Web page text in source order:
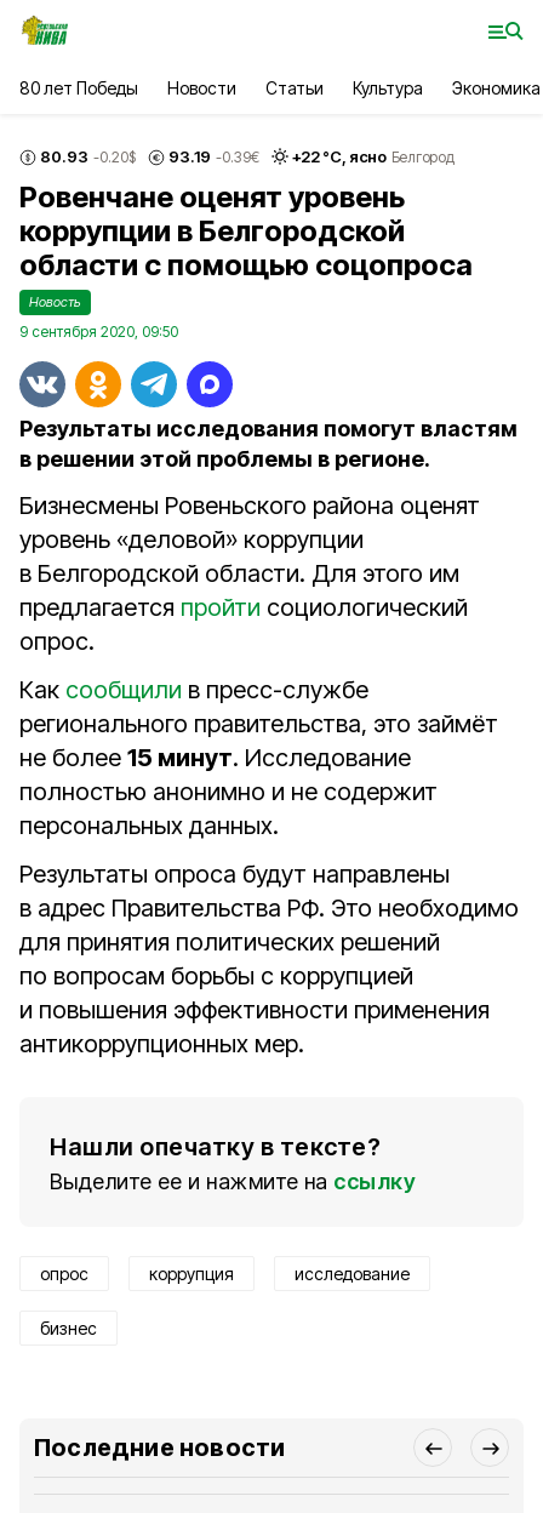
80 лет Победы Новости Статьи Культура Экономика
80.93 -0.20$ 93.19 -0.39€ +22°С, ясно Белгород
Ровенчане оценят уровень
коррупции в Белгородской
области с помощью соцопроса
Новость
9 сентября 2020, 09:50
Результаты исследования помогут властям
в решении этой проблемы в регионе.
Бизнесмены Ровеньского района оценят
уровень «деловой» коррупции
в Белгородской области. Для этого им
предлагается пройти социологический
опрос.
Как сообщили в пресс-службе
регионального правительства, это займёт
не более 15 минут. Исследование
полностью анонимно и не содержит
персональных данных.
Результаты опроса будут направлены
в адрес Правительства РФ. Это необходимо
для принятия политических решений
по вопросам борьбы с коррупцией
и повышения эффективности применения
антикоррупционных мер.
Нашли опечатку в тексте?
Выделите ее и нажмите на ссылку
опрос коррупция исследование
бизнес
Последние новости